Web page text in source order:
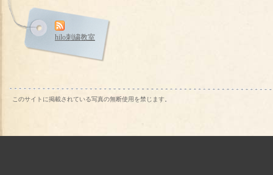
hilo刺繍教室
このサイトに掲載されている写真の無断使用を禁じます。